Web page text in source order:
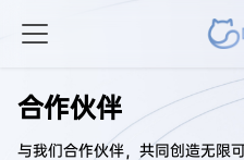
合作伙伴
与我们合作伙伴，共同创造无限